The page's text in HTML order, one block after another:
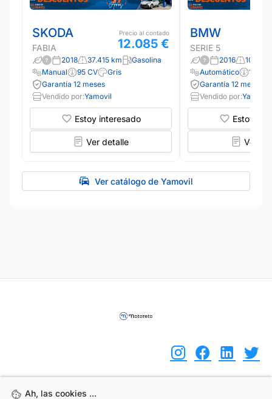
SKODA
FABIA
Precio al contado
12.085 €
2018 37.415 km
Gasolina
Manual
95 CV
Gris
Garantía 12 meses
Vendido por:Yamovil
Estoy interesado
Ver detalle
BMW
SERIE 5
2016
Automático
190
Garantía 12 meses
Vendido por:Yamovil
Estoy
Ver
Ver catálogo de Yamovil
Ah, las cookies ...
Ah, las cookies ...